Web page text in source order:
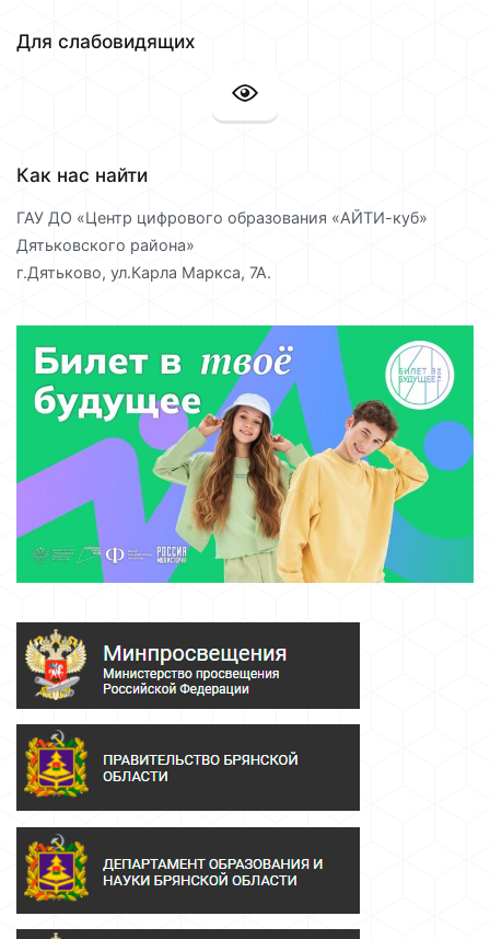
Для слабовидящих
Как нас найти
ГАУ ДО «Центр цифрового образования «АЙТИ-куб»
Дятьковского района»
г.Дятьково, ул.Карла Маркса, 7А.